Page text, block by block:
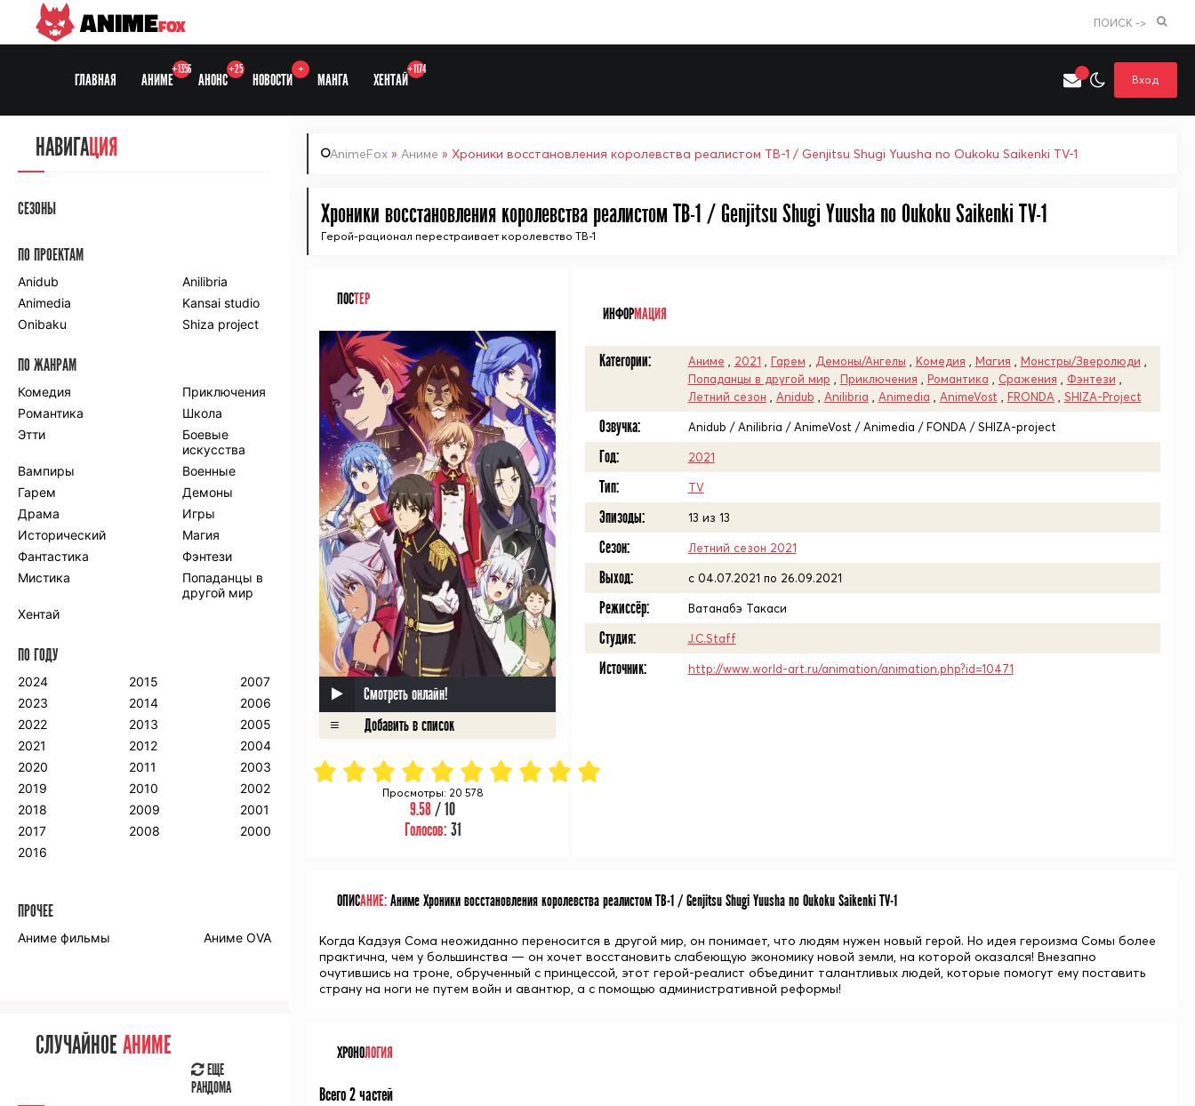
ANIMEFOX ПОИСК ->
ГЛАВНАЯ АНИМЕ
+1356
АНОНС
+25
НОВОСТИ
+
МАНГА ХЕНТАЙ
+1174
Вход
AnimeFox » Аниме » Хроники восстановления королевства реалистом ТВ-1 / Genjitsu Shugi Yuusha no Oukoku Saikenki TV-1
Хроники восстановления королевства реалистом ТВ-1 / Genjitsu Shugi Yuusha no Oukoku Saikenki TV-1
Герой-рационал перестраивает королевство ТВ-1
ПОСТЕР
Смотреть онлайн!
Просмотры: 20 578
9.58 / 10
Голосов: 31
ИНФОРМАЦИЯ
Категории: Аниме 2021 Гарем Демоны/Ангелы Комедия Магия Монстры/Зверолюди
Попаданцы в другой мир
Приключения Романтика Сражения Фэнтези
Летний сезон
Anidub Anilibria Animedia AnimeVost FRONDA SHIZA-Project
Озвучка: Anidub / Anilibria / AnimeVost / Animedia / FONDA / SHIZA-project
Год: 2021
Тип: TV
Эпизоды: 13 из 13
Сезон: Летний сезон 2021
Выход: c 04.07.2021 по 26.09.2021
Режиссёр: Ватанабэ Такаси
Студия: J.C.Staff
Источник: http://www.world-art.ru/animation/animation.php?id=10471
ОПИСАНИЕ:Аниме Хроники восстановления королевства реалистом ТВ-1 / Genjitsu Shugi Yuusha no Oukoku Saikenki TV-1
Когда Кадзуя Сома неожиданно переносится в другой мир, он понимает, что людям нужен новый герой. Но идея героизма Сомы более
практична, чем у большинства — он хочет восстановить слабеющую экономику новой земли, на которой оказался! Внезапно
очутившись на троне, обрученный с принцессой, этот герой-реалист объединит талантливых людей, которые помогут ему поставить
страну на ноги не путем войн и авантюр, а с помощью административной реформы!
ХРОНОЛОГИЯ
Всего 2 частей
НАВИГАЦИЯ
СЕЗОНЫ
ПО ПРОЕКТАМ
Anidub
Anilibria
Animedia
Kansai studio
Onibaku
Shiza project
ПО ЖАНРАМ
Комедия
Приключения
Романтика
Школа
Этти
Боевые
искусства
Вампиры
Военные
Гарем
Демоны
Драма
Игры
Исторический
Магия
Фантастика
Фэнтези
Мистика
Попаданцы в
другой мир
Хентай
ПО ГОДУ
2024
2023
2022
2021
2020
2019
2018
2017
2016
2015
2014
2013
2012
2011
2010
2009
2008
2007
2006
2005
2004
2003
2002
2001
2000
ПРОЧЕЕ
Аниме фильмы Аниме OVA
СЛУЧАЙНОЕ АНИМЕ
ЕЩЕ
РАНДОМА